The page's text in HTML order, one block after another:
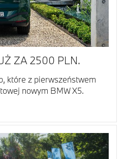
ZA 2500 PLN.
które z pierwszeństwem
nowym BMW X5.